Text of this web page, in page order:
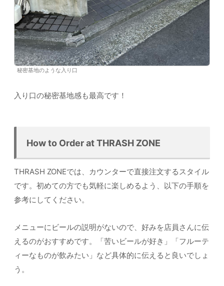
秘密基地のような入り口
入り口の秘密基地感も最高です！
How to Order at THRASH ZONE
THRASH ZONEでは、カウンターで直接注文するスタイル
です。初めての方でも気軽に楽しめるよう、以下の手順を
参考にしてください。
メニューにビールの説明がないので、好みを店員さんに伝
えるのがおすすめです。「苦いビールが好き」「フルーテ
ィーなものが飲みたい」など具体的に伝えると良いでしょ
う。